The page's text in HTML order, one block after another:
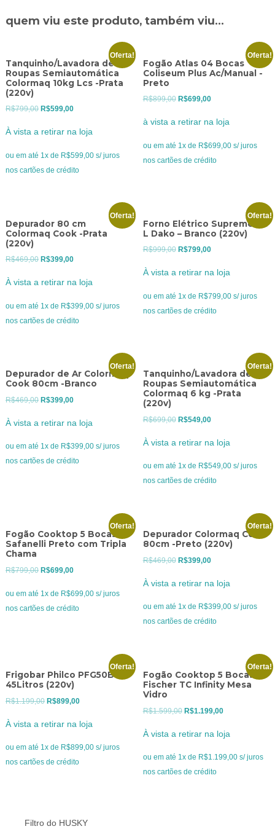
quem viu este produto, também viu...
Oferta!
Tanquinho/Lavadora de
Roupas Semiautomática
Colormaq 10kg Lcs -Prata
(220v)
R$799,00 O
era:
R$799,00.
R$599,00O
atual
é:
R$599,00.
À vista a retirar na loja
ou em até 1x de R$599,00 s/ juros
nos cartões de crédito
Oferta!
Fogão Atlas 04 Bocas
Coliseum Plus Ac/Manual -
Preto
R$899,00 O
era:
R$899,00.
R$699,00O
atual
é:
R$699,00.
à vista a retirar na loja
ou em até 1x de R$699,00 s/ juros
nos cartões de crédito
Oferta!
Depurador 80 cm
Colormaq Cook -Prata
(220v)
R$469,00 O
era:
R$469,00.
R$399,00O
atual
é:
R$399,00.
À vista a retirar na loja
ou em até 1x de R$399,00 s/ juros
nos cartões de crédito
Oferta!
Forno Elétrico Supreme 44
L Dako – Branco (220v)
R$999,00 O
era:
R$999,00.
R$799,00O
atual
é:
R$799,00.
À vista a retirar na loja
ou em até 1x de R$799,00 s/ juros
nos cartões de crédito
Oferta!
Depurador de Ar Colormaq
Cook 80cm -Branco
R$469,00 O
era:
R$469,00.
R$399,00O
atual
é:
R$399,00.
À vista a retirar na loja
ou em até 1x de R$399,00 s/ juros
nos cartões de crédito
Oferta!
Tanquinho/Lavadora de
Roupas Semiautomática
Colormaq 6 kg -Prata
(220v)
R$699,00 O
era:
R$699,00.
R$549,00O
atual
é:
R$549,00.
À vista a retirar na loja
ou em até 1x de R$549,00 s/ juros
nos cartões de crédito
Oferta!
Fogão Cooktop 5 Bocas
Safanelli Preto com Tripla
Chama
R$799,00 OR$699,00O
atual
ou em até 1x de R$699,00 s/ juros
nos cartões de crédito
Oferta!
Depurador Colormaq Cook
80cm -Preto (220v)
R$469,00 O
era:
R$469,00.
R$399,00O
atual
é:
R$399,00.
À vista a retirar na loja
ou em até 1x de R$399,00 s/ juros
nos cartões de crédito
Oferta!
Frigobar Philco PFG50B
45Litros (220v)
R$1.199,00 O
original
era:
R$1.199,00.
R$899,00O
atual
é:
À vista a retirar na loja
ou em até 1x de R$899,00 s/ juros
nos cartões de crédito
Oferta!
Fogão Cooktop 5 Bocas
Fischer TC Infinity Mesa
Vidro
R$1.599,00 O
original
era:
R$1.599,00.
R$1.199,00O
atual
é:
À vista a retirar na loja
ou em até 1x de R$1.199,00 s/ juros
nos cartões de crédito
Filtro do HUSKY